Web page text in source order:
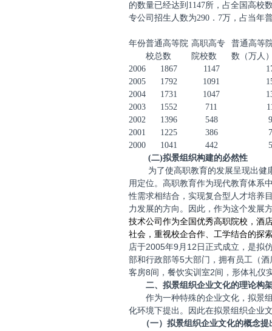
的数量已经达到 1147所，占全国高校
专公司招生人数为290 ． 7万，占当年
年份普通高等院
校总数
高职高专
院校数
普通高等
数（万人
2006
1867 1147
2005
1792 1091
2004
1731 1047
2003
1552 711
2002
1396 548
2001
1225 386
2000
1041 442
(二)拟景组织构建的必然性
为了使高职教育的发展呈现出健
用定位。高职教育作为现代教育体系
性需求相结合，实现复合型人才培养
力发展的方向。因此，作为这个发展
技术公司作为全国优秀高职院校，酒
社会，重视校企合作、工学结合的探
店于2005年9 月 12 日正式成立，是拟
部和行政部等5大部门，拥有员工（
客房8间，餐饮实训室2间，形体礼仪
二、拟景组织企业文化的理论构
作为一种特殊的企业文化，拟景
化环境下提出。因此在拟景组织企业
（一）拟景组织企业文化的概念提